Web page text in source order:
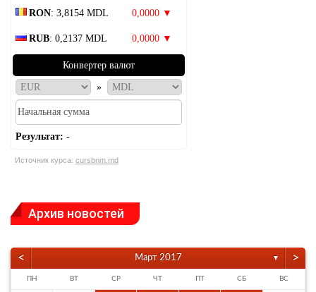
RON: 3,8154 MDL 0,0000 ▼
RUB: 0,2137 MDL 0,0000 ▼
Конвертер валют
»
Результат: -
Источник курса: cursbnm.md
Архив новостей
< Март 2017 ▼ >
ПН ВТ СР ЧТ ПТ СБ ВС